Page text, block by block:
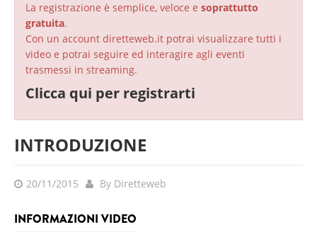
La registrazione è semplice, veloce e soprattutto
gratuita.
Con un account diretteweb.it potrai visualizzare tutti i
video e potrai seguire ed interagire agli eventi
trasmessi in streaming.
Clicca qui per registrarti
INTRODUZIONE
20/11/2015 By Diretteweb
INFORMAZIONI VIDEO